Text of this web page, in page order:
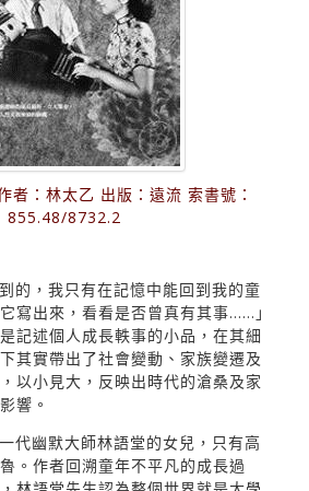
者：林太乙 出版：遠流 索書號：
855.48/8732.2
的，我只有在記憶中能回到我的童
寫出來，看看是否曾真有其事……」
記述個人成長軼事的小品，在其細
其實帶出了社會變動、家族變遷及
以小見大，反映出時代的滄桑及家
響。
代幽默大師林語堂的女兒，只有高
。作者回溯童年不平凡的成長過